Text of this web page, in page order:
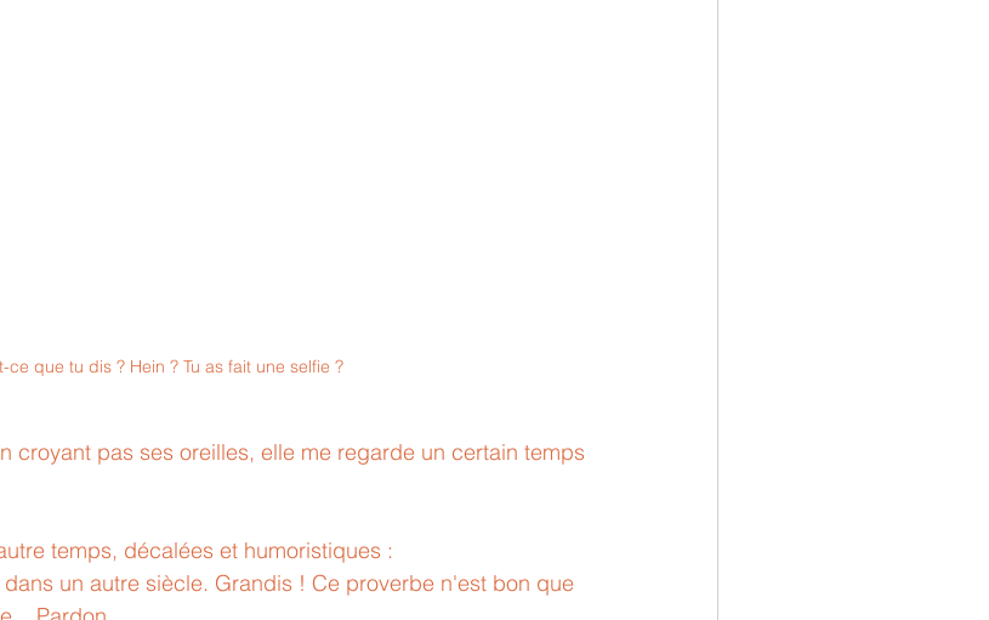
ce que tu dis ? Hein ? Tu as fait une selfie ?
croyant pas ses oreilles, elle me regarde un certain temps
temps, décalées et humoristiques :
un autre siècle. Grandis ! Ce proverbe n'est bon que